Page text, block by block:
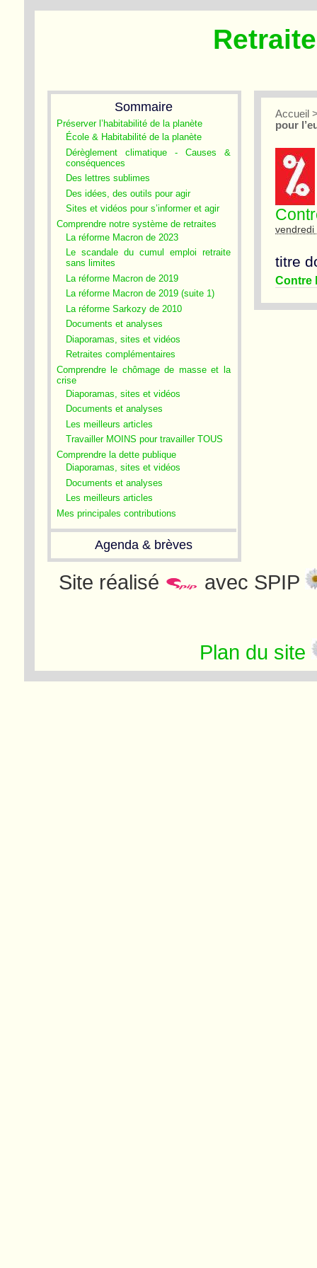
Sommaire
Préserver l’habitabilité de la planète
École & Habitabilité de la planète
Dérèglement climatique - Causes &
conséquences
Des lettres sublimes
Des idées, des outils pour agir
Sites et vidéos pour s’informer et agir
Comprendre notre système de retraites
La réforme Macron de 2023
Le scandale du cumul emploi retraite
sans limites
La réforme Macron de 2019
La réforme Macron de 2019 (suite 1)
La réforme Sarkozy de 2010
Documents et analyses
Diaporamas, sites et vidéos
Retraites complémentaires
Comprendre le chômage de masse et la
crise
Diaporamas, sites et vidéos
Documents et analyses
Les meilleurs articles
Travailler MOINS pour travailler TOUS
Comprendre la dette publique
Diaporamas, sites et vidéos
Documents et analyses
Les meilleurs articles
Mes principales contributions
Agenda & brèves
Accueil
pour
vendredi
titre
Contre
Site réalisé avec SPIP
Plan du site